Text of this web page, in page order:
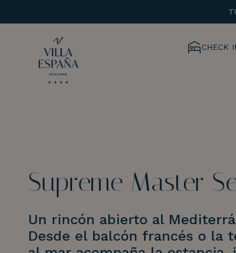
CHECK
Supreme Master
Un rincón abierto al
Desde el balcón francés o la